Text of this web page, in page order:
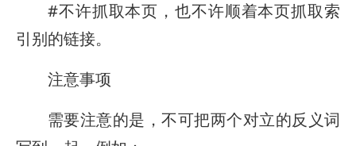
#不许抓取本页，也不许顺着本页抓取索
引别的链接。
注意事项
需要注意的是，不可把两个对立的反义词